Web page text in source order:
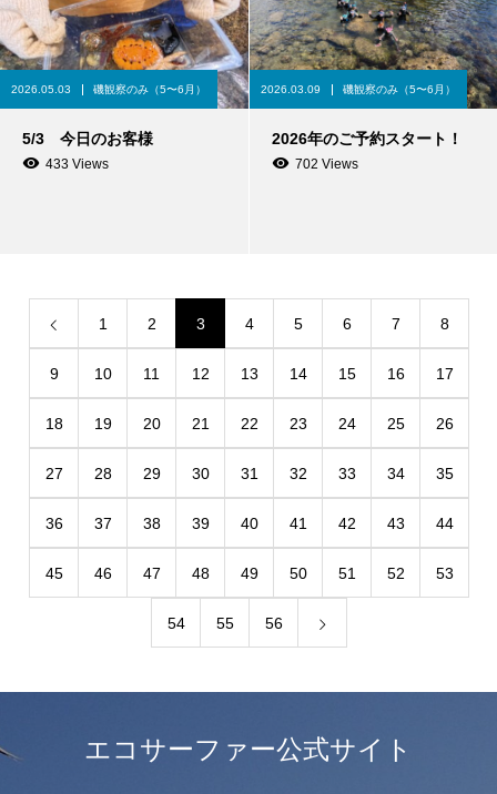
2026.05.03 磯観察のみ（5〜6月）
5/3 今日のお客様
433 Views
2026.03.09 磯観察のみ（5〜6月）
2026年のご予約スタート！
702 Views
1 2 3 4 5 6 7 8
9 10 11 12 13 14 15 16 17
18 19 20 21 22 23 24 25 26
27 28 29 30 31 32 33 34 35
36 37 38 39 40 41 42 43 44
45 46 47 48 49 50 51 52 53
54 55 56
エコサーファー公式サイト